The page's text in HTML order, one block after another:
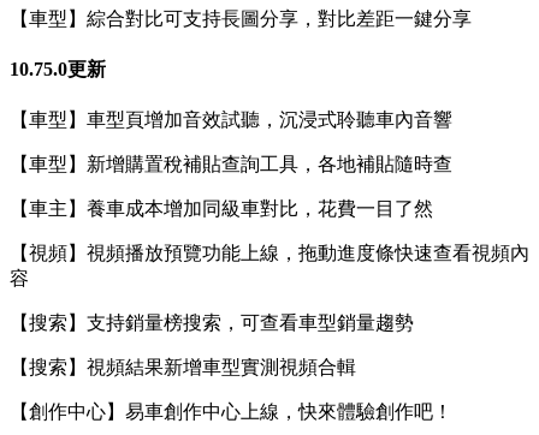
【車型】綜合對比可支持長圖分享，對比差距一鍵分享
10.75.0更新
【車型】車型頁增加音效試聽，沉浸式聆聽車內音響
【車型】新增購置稅補貼查詢工具，各地補貼隨時查
【車主】養車成本增加同級車對比，花費一目了然
【視頻】視頻播放預覽功能上線，拖動進度條快速查看視頻內
容
【搜索】支持銷量榜搜索，可查看車型銷量趨勢
【搜索】視頻結果新增車型實測視頻合輯
【創作中心】易車創作中心上線，快來體驗創作吧！